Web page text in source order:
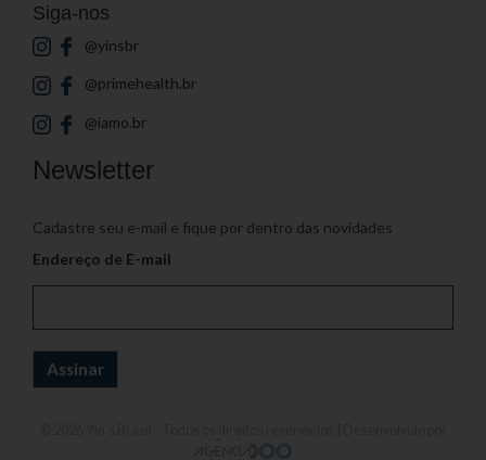
Siga-nos
@yinsbr
@primehealth.br
@iamo.br
Newsletter
Cadastre seu e-mail e fique por dentro das novidades
Endereço de E-mail